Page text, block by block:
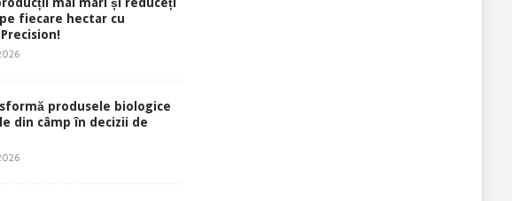
fiecare hectar cu
produsele biologice
din câmp în decizii de